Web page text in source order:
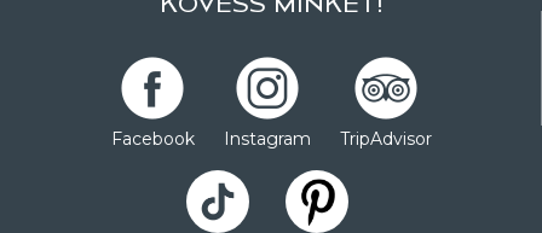
Facebook Instagram TripAdvisor